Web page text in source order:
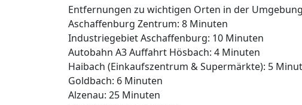
Entfernungen zu wichtigen Orten in der
Aschaffenburg Zentrum: 8 Minuten
Industriegebiet Aschaffenburg: 10 Minuten
Autobahn A3 Auffahrt Hösbach: 4 Minuten
Haibach (Einkaufszentrum & Supermärkte): 5
Goldbach: 6 Minuten
Alzenau: 25 Minuten